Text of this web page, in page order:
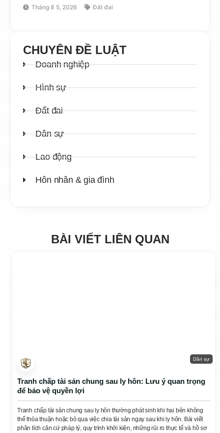
Tháng 8 5, 2026 Đất đai
CHUYÊN ĐỀ LUẬT
Doanh nghiệp
Hình sự
Đất đai
Dân sự
Lao động
Hôn nhân & gia đình
BÀI VIẾT LIÊN QUAN
Dân sự
Tranh chấp tài sản chung sau ly hôn: Lưu ý quan trọng
để bảo vệ quyền lợi
Tranh chấp tài sản chung sau ly hôn thường phát sinh khi hai bên không
thể thỏa thuận hoặc bỏ qua việc chia tài sản ngay sau khi ly hôn. Bài viết
phân tích căn cứ pháp lý, quy trình khởi kiện, những rủi ro thực tế và hồ sơ